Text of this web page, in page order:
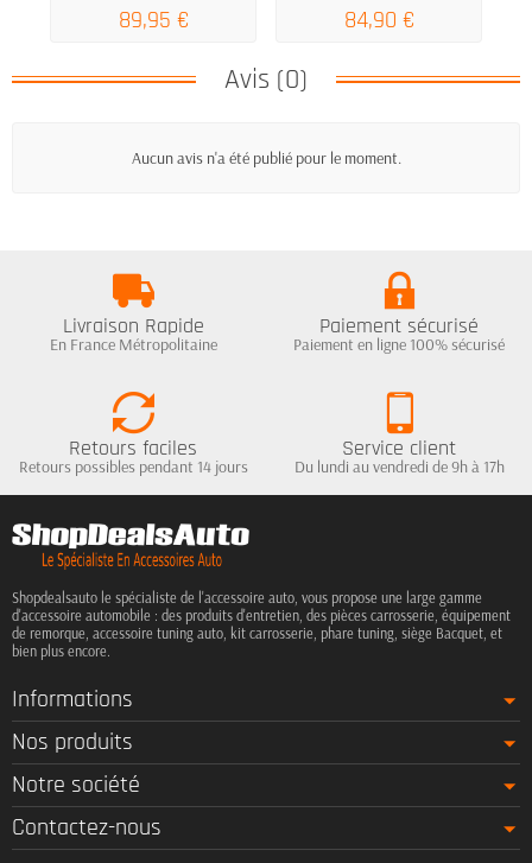
89,95 € 84,90 €
Avis (0)
Aucun avis n'a été publié pour le moment.
Livraison Rapide
En France Métropolitaine
Paiement sécurisé
Paiement en ligne 100% sécurisé
Retours faciles
Retours possibles pendant 14 jours
Service client
Du lundi au vendredi de 9h à 17h
Shopdealsauto le spécialiste de l'accessoire auto, vous propose une large gamme
d'accessoire automobile : des produits d'entretien, des pièces carrosserie, équipement
de remorque, accessoire tuning auto, kit carrosserie, phare tuning, siège Bacquet, et
bien plus encore.
Informations
Nos produits
Notre société
Contactez-nous